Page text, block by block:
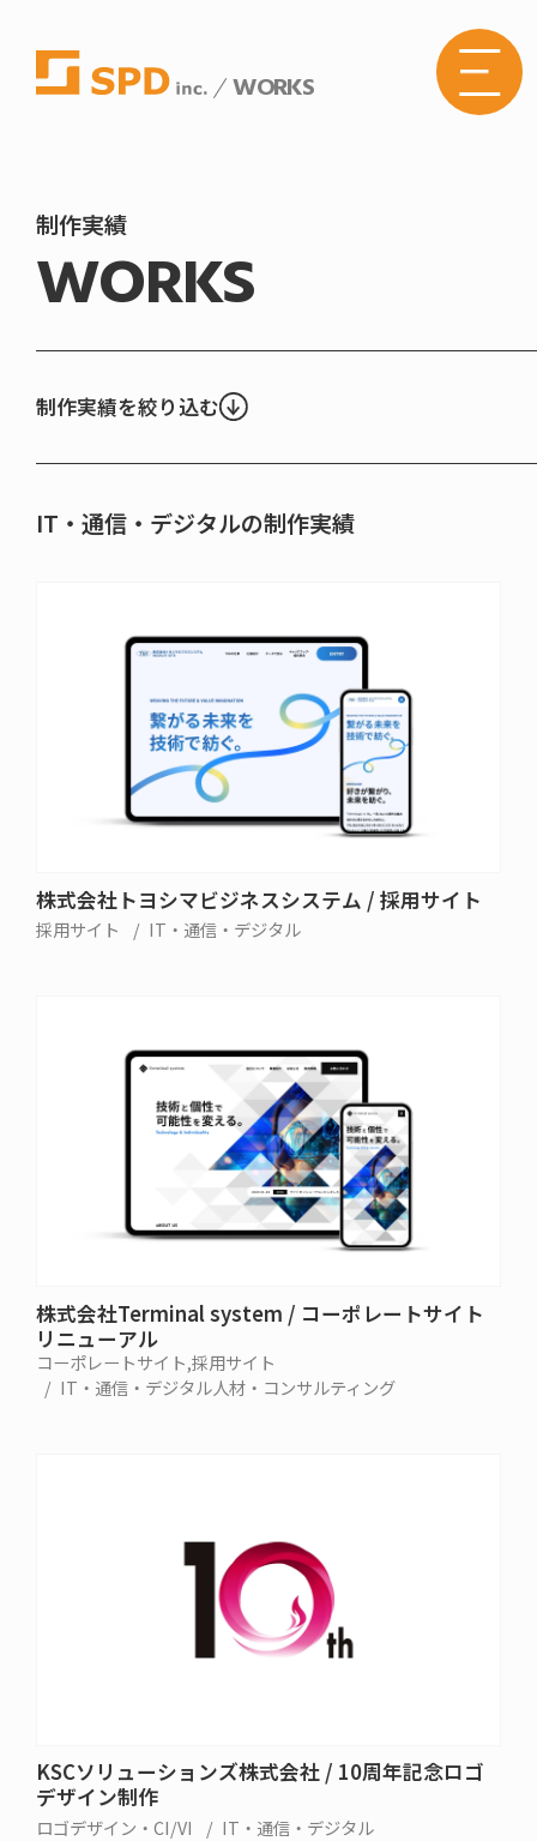
WORKS
制作実績
WORKS
制作実績を絞り込む
IT・通信・デジタルの制作実績
株式会社トヨシマビジネスシステム / 採用サイト
採用サイト IT・通信・デジタル
株式会社Terminal system / コーポレートサイト
リニューアル
コーポレートサイト 採用サイト
IT・通信・デジタル人材・コンサルティング
KSCソリューションズ株式会社 / 10周年記念ロゴ
デザイン制作
ロゴデザイン・CI/VI IT・通信・デジタル